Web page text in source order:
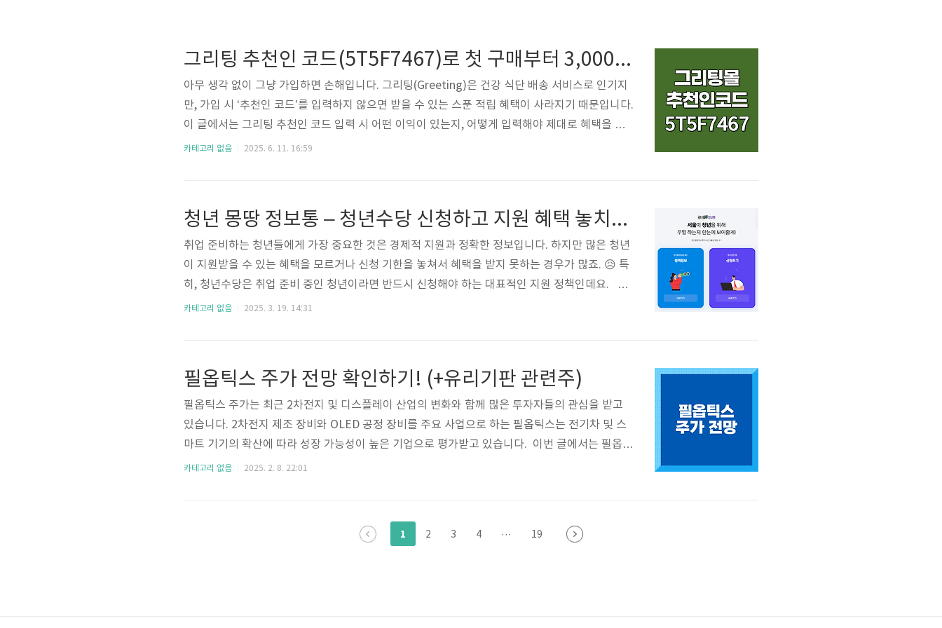
그리팅 추천인 코드(5T5F7467)로 첫 구매부터 3,000원 혜택 받기
아무 생각 없이 그냥 가입하면 손해입니다. 그리팅(Greeting)은 건강 식단 배송 서비스로 인기지
만, 가입 시 ‘추천인 코드’를 입력하지 않으면 받을 수 있는 스푼 적립 혜택이 사라지기 때문입니다.
이 글에서는 그리팅 추천인 코드 입력 시 어떤 이익이 있는지, 어떻게 입력해야 제대로 혜택을 받
을 수 있는지를 모두 알려드릴게요. 추천인 코드, 왜 꼭 입력해야 할까?그리팅 추천인 코드를 입력
후에는 입력할..
카테고리 없음 2025. 6. 11. 16:59
청년 몽땅 정보통 – 청년수당 신청하고 지원 혜택 놓치지 마세요!
취업 준비하는 청년들에게 가장 중요한 것은 경제적 지원과 정확한 정보입니다. 하지만 많은 청년
이 지원받을 수 있는 혜택을 모르거나 신청 기한을 놓쳐서 혜택을 받지 못하는 경우가 많죠. 😥 특
히, 청년수당은 취업 준비 중인 청년이라면 반드시 신청해야 하는 대표적인 지원 정책인데요. 청
년몽땅정보통 바로가기 ▶ 1. 청년 몽땅 정보통이란?청년 몽땅 정보통은 서울시에서 제공하는
청해야 하는 이유!청년수당이란?청년..
카테고리 없음 2025. 3. 19. 14:31
필옵틱스 주가 전망 확인하기! (+유리기판 관련주)
필옵틱스 주가는 최근 2차전지 및 디스플레이 산업의 변화와 함께 많은 투자자들의 관심을 받고
있습니다. 2차전지 제조 장비와 OLED 공정 장비를 주요 사업으로 하는 필옵틱스는 전기차 및 스
마트 기기의 확산에 따라 성장 가능성이 높은 기업으로 평가받고 있습니다. 이번 글에서는 필옵틱
스 주가의 최근 흐름과 상승·하락 요인, 향후 전망에 대해 상세히 분석해보겠습니다. 필옵틱스에
주 최고가 근처까지 상승하는 흐름을 나타냈습니다. 2차전지 관련주들이 2023년 다소 부진했던
것과 달리, 필옵틱스는 OLED와 전기차 배터..
카테고리 없음 2025. 2. 8. 22:01
1 2 3 4 ··· 19